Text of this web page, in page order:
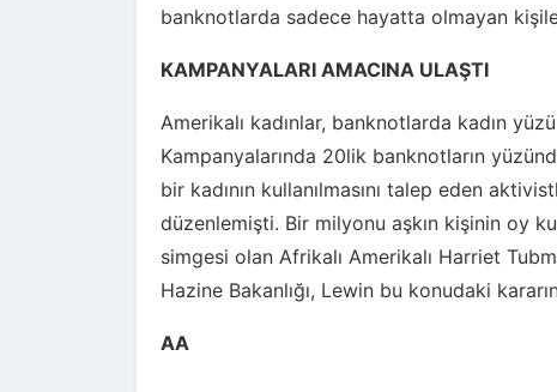
banknotlarda sadece hayatta olmayan
KAMPANYALARI AMACINA ULAŞTI
Amerikalı kadınlar, banknotlarda kadın
Kampanyalarında 20lik banknotların
bir kadının kullanılmasını talep eden
düzenlemişti. Bir milyonu aşkın kişinin oy
simgesi olan Afrikalı Amerikalı Harriet
Hazine Bakanlığı, Lewin bu konudaki
AA